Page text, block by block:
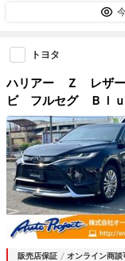
トヨタ
ハリアー Ｚ レザ
ビ フルセグ Ｂｌ
ヒーター シートベ
マルーフ モデリス
Ｃ
販売店保証 オンライン商談